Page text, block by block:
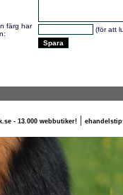
färg har
(för att
- 13.000 webbutiker!|
liljeblad